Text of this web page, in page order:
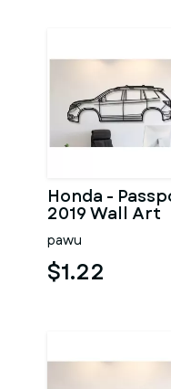
Honda -
2019 Wall Art
pawu
$1.22